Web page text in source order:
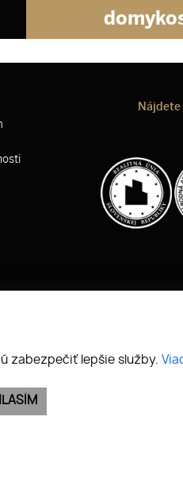
zabezpečiť lepšie služby.